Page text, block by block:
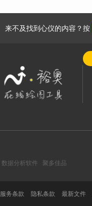
来不及找到心仪的内容？按
数据分析软件 聚多佳品
服务条款 隐私条款 最新文件